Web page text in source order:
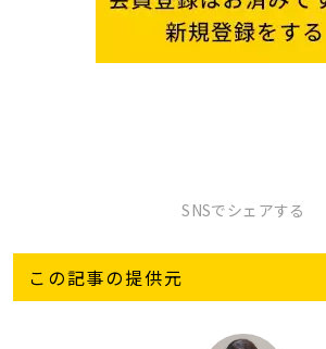
SNSでシェアする
この記事の提供元